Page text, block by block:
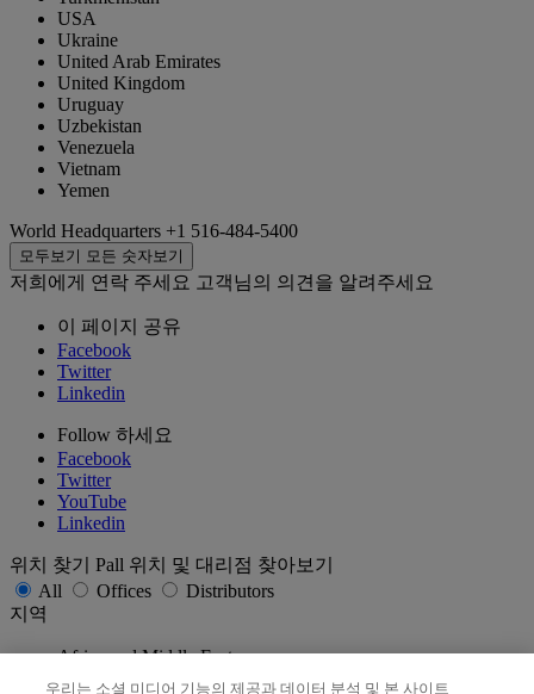
USA
Ukraine
United Arab Emirates
United Kingdom
Uruguay
Uzbekistan
Venezuela
Vietnam
Yemen
World Headquarters +1 516-484-5400
모두보기 모든 숫자보기
저희에게 연락 주세요 고객님의 의견을 알려주세요
이 페이지 공유
Facebook
Twitter
Linkedin
Follow 하세요
Facebook
Twitter
YouTube
Linkedin
위치 찾기
Pall 위치 및 대리점 찾아보기
All
Offices
Distributors
지역
Africa and Middle East
AsiaPac
우리는 소셜 미디어 기능의 제공과 데이터 분석 및 본 사이트